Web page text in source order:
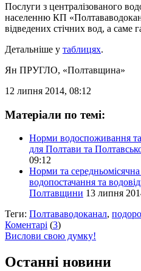
Послуги з централізованого
населенню КП
відведених стічних вод, а саме
Детальніше у таблицях.
Ян ПРУГЛО, «Полтавщина»
12 липня 2014, 08:12
Матеріали по темі:
Норми водоспоживання та
для Полтави та
09:12
Норми та середньомісячна
водопостачання та
Полтавщини 13 липня
Теги: Полтававодоканал,
Коментарі (3)
Вислови свою думку!
Останні новини